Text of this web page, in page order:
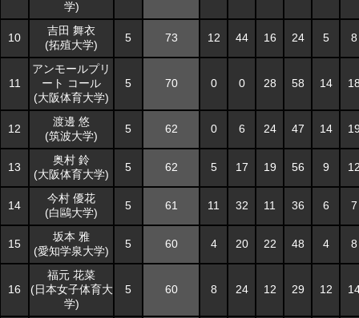
学)
10
吉田 舞衣
(拓殖大学)
5
11
アンモールプリ
ート コール
(大阪体育大学)
5
12
渡邊 悠
(筑波大学)
5
13
奥村 鈴
(大阪体育大学)
5
14
今村 優花
(白鷗大学)
5
15
坂本 雅
(愛知学泉大学)
5
16
福元 花菜
(日本女子体育大
学)
5
学)
10
吉田 舞衣
(拓殖大学)
5 73 12 44 16 24 5 8
11
アンモールプリ
ート コール
(大阪体育大学)
5 70 0 0 28 58 14
12
渡邊 悠
(筑波大学)
5 62 0 6 24 47 14
13
奥村 鈴
(大阪体育大学)
5 62 5 17 19 56 9
14
今村 優花
(白鷗大学)
5 61 11 32 11 36 6 7
15
坂本 雅
(愛知学泉大学)
5 60 4 20 22 48 4 8
16
福元 花菜
(日本女子体育大
学)
5 60 8 24 12 29 12